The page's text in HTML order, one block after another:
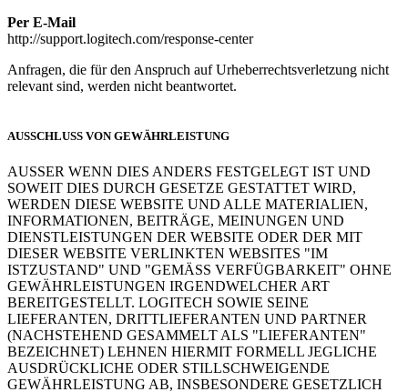
Per E-Mail
http://support.logitech.com/response-center
Anfragen, die für den Anspruch auf Urheberrechtsverletzung nicht
relevant sind, werden nicht beantwortet.
AUSSCHLUSS VON GEWÄHRLEISTUNG
AUSSER WENN DIES ANDERS FESTGELEGT IST UND
SOWEIT DIES DURCH GESETZE GESTATTET WIRD,
WERDEN DIESE WEBSITE UND ALLE MATERIALIEN,
INFORMATIONEN, BEITRÄGE, MEINUNGEN UND
DIENSTLEISTUNGEN DER WEBSITE ODER DER MIT
DIESER WEBSITE VERLINKTEN WEBSITES "IM
ISTZUSTAND" UND "GEMÄSS VERFÜGBARKEIT" OHNE
GEWÄHRLEISTUNGEN IRGENDWELCHER ART
BEREITGESTELLT. LOGITECH SOWIE SEINE
LIEFERANTEN, DRITTLIEFERANTEN UND PARTNER
(NACHSTEHEND GESAMMELT ALS "LIEFERANTEN"
BEZEICHNET) LEHNEN HIERMIT FORMELL JEGLICHE
AUSDRÜCKLICHE ODER STILLSCHWEIGENDE
GEWÄHRLEISTUNG AB, INSBESONDERE GESETZLICH